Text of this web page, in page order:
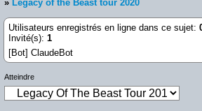
» Legacy of the Beast tour 2020
Utilisateurs enregistrés en ligne dans ce sujet:
Invité(s): 1
[Bot] ClaudeBot
Atteindre